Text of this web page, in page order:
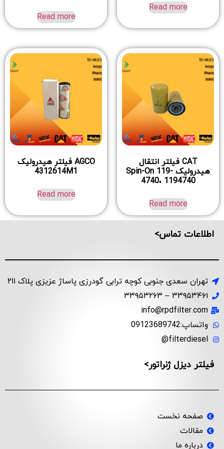
Read more
Read more
CAT فیلتر انتقال
هیدرولیک Spin-On 119-
4740، 1194740
Read more
AGCO فیلتر هیدرولیک
4312614M1
Read more
اطلاعات تماس>
تهران سعدی جنوبی کوچه ترابی گودرزی پاساژ عزیزی پلاک ۲۱۱
۳۳۹۵۳۴۶۱ – ۳۳۹۵۳۲۶۳
info@rpdfilter.com
واتساپ:09123689742
filterdiesel@
فیلتر دیزل ژنراتور>
صفحه نخست
مقالات
درباره ما